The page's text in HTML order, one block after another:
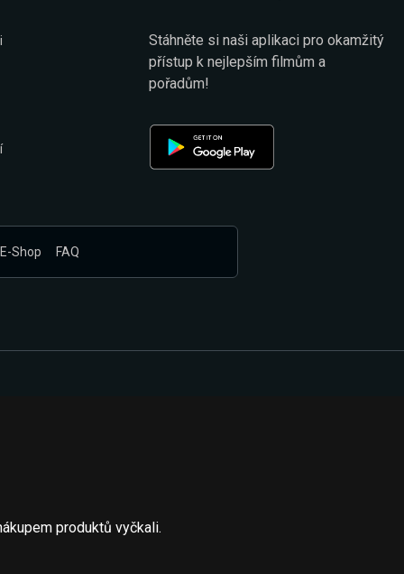
Stáhněte si naši aplikaci pro okamžitý
přístup k nejlepším filmům a
pořadům!
E-Shop FAQ
produktů vyčkali.